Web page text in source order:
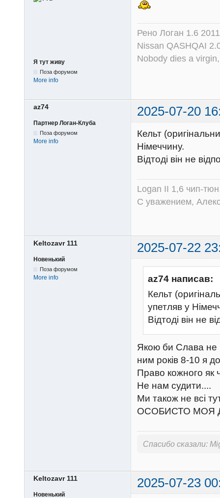
Я тут живу
Поза форумом
More info
Рено Логан 1.6
Nissan QASHQAI
Nobody dies a
az74 2025-07-20
Партнер Логан-Клуба
Поза форумом
More info
Кельт
Німеччину.
Відтоді він не
Logan II 1,6 чип-
С уважением,
Keltozavr 111 2025-07-22
Новенький
Поза форумом
More info
az74 написав:
Кельт
упетляв у
Відтоді він не
Якою би Слава
ним років 8-10 я
Право кожного як
Не нам судити....
Ми також не всі
ОСОБИСТО МОЯ
Спасибо сказали:
Keltozavr 111 2025-07-23
Новенький